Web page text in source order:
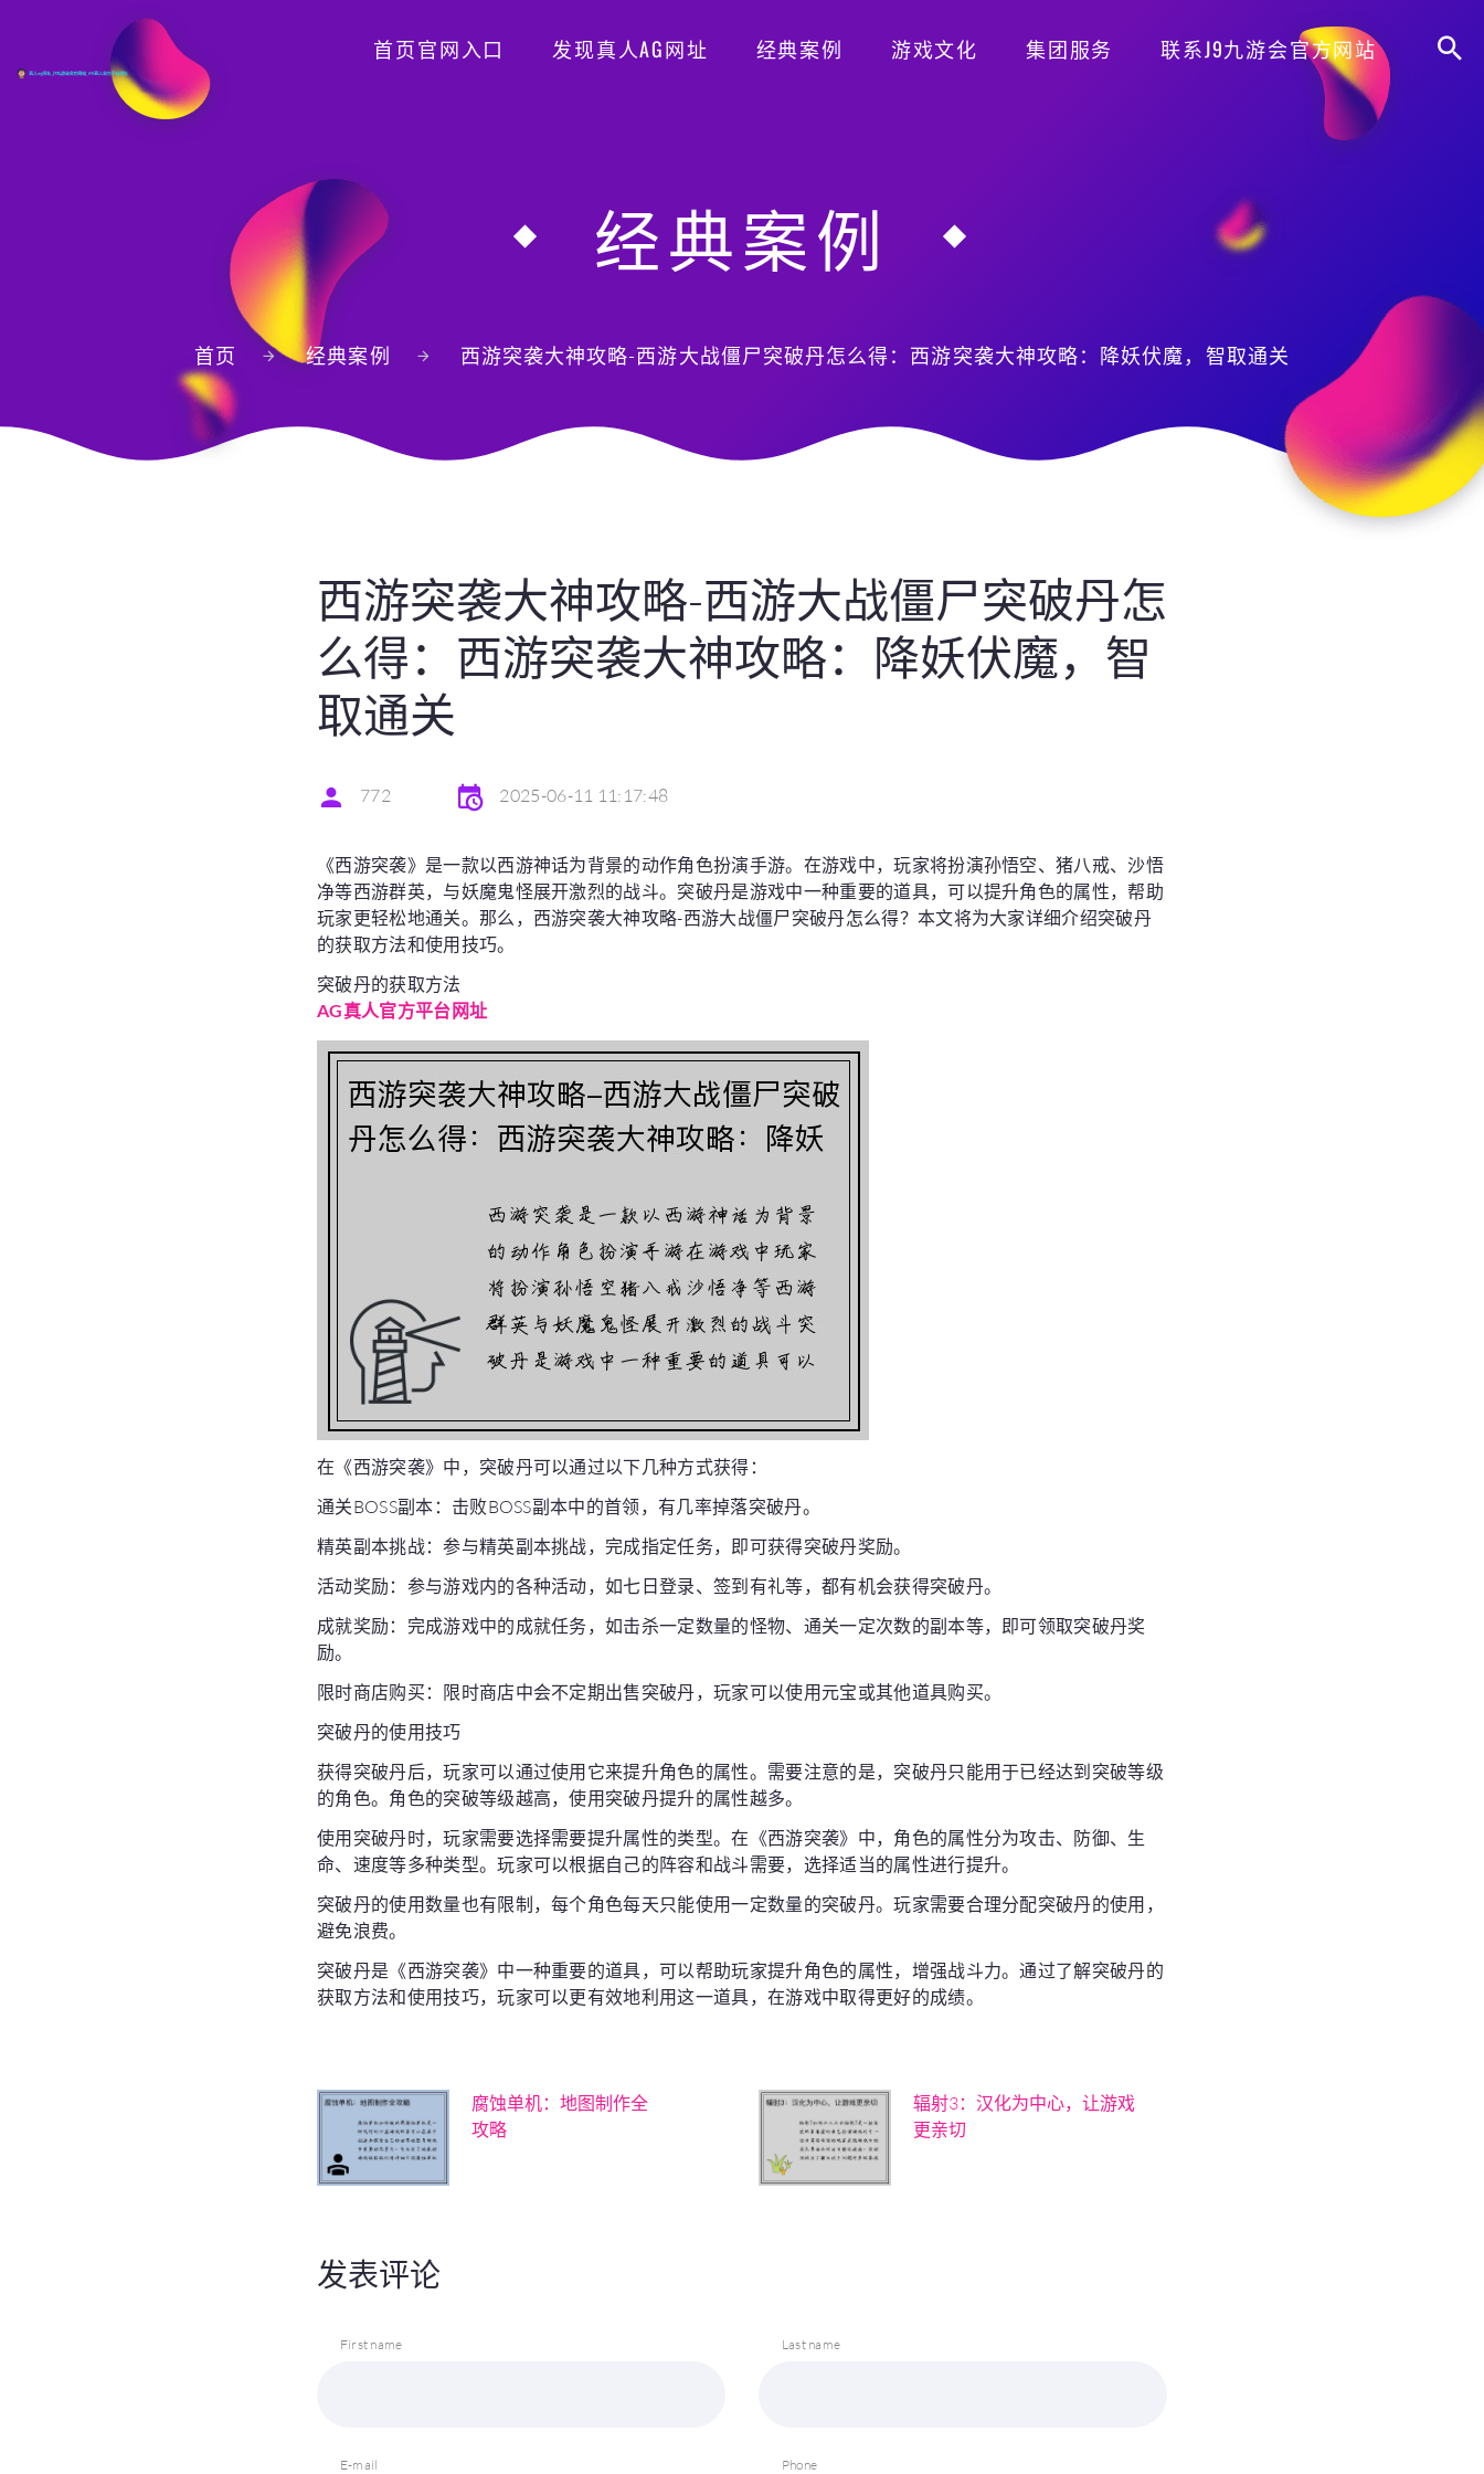
首页官网入口 发现真人AG网址 经典案例 游戏文化 集团服务 联系J9九游会官方网站
经典案例
首页 经典案例 西游突袭大神攻略-西游大战僵尸突破丹怎么得：西游突袭大神攻略：降妖伏魔，智取通关
西游突袭大神攻略-西游大战僵尸突破丹怎
么得：西游突袭大神攻略：降妖伏魔，智
取通关
772 2025-06-11 11:17:48
《西游突袭》是一款以西游神话为背景的动作角色扮演手游。在游戏中，玩家将扮演孙悟空、猪八戒、沙悟
净等西游群英，与妖魔鬼怪展开激烈的战斗。突破丹是游戏中一种重要的道具，可以提升角色的属性，帮助
玩家更轻松地通关。那么，西游突袭大神攻略-西游大战僵尸突破丹怎么得？本文将为大家详细介绍突破丹
的获取方法和使用技巧。
突破丹的获取方法
AG真人官方平台网址
在《西游突袭》中，突破丹可以通过以下几种方式获得：
通关BOSS副本：击败BOSS副本中的首领，有几率掉落突破丹。
精英副本挑战：参与精英副本挑战，完成指定任务，即可获得突破丹奖励。
活动奖励：参与游戏内的各种活动，如七日登录、签到有礼等，都有机会获得突破丹。
成就奖励：完成游戏中的成就任务，如击杀一定数量的怪物、通关一定次数的副本等，即可领取突破丹奖
励。
限时商店购买：限时商店中会不定期出售突破丹，玩家可以使用元宝或其他道具购买。
突破丹的使用技巧
获得突破丹后，玩家可以通过使用它来提升角色的属性。需要注意的是，突破丹只能用于已经达到突破等级
的角色。角色的突破等级越高，使用突破丹提升的属性越多。
使用突破丹时，玩家需要选择需要提升属性的类型。在《西游突袭》中，角色的属性分为攻击、防御、生
命、速度等多种类型。玩家可以根据自己的阵容和战斗需要，选择适当的属性进行提升。
突破丹的使用数量也有限制，每个角色每天只能使用一定数量的突破丹。玩家需要合理分配突破丹的使用，
避免浪费。
突破丹是《西游突袭》中一种重要的道具，可以帮助玩家提升角色的属性，增强战斗力。通过了解突破丹的
获取方法和使用技巧，玩家可以更有效地利用这一道具，在游戏中取得更好的成绩。
腐蚀单机：地图制作全
攻略
辐射3：汉化为中心，让游戏
更亲切
发表评论
First name Last name
E-mail Phone